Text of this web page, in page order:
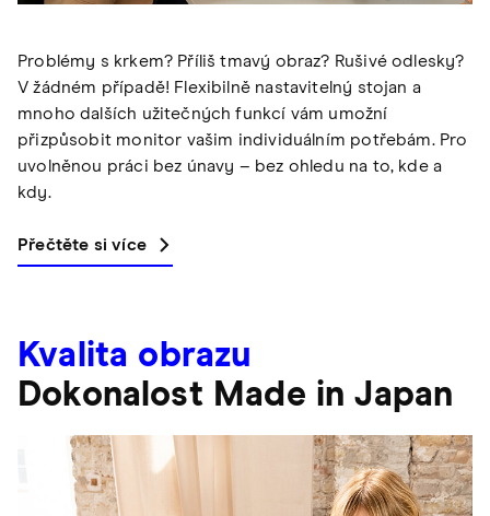
Problémy s krkem? Příliš tmavý obraz? Rušivé odlesky?
V žádném případě! Flexibilně nastavitelný stojan a
mnoho dalších užitečných funkcí vám umožní
přizpůsobit monitor vašim individuálním potřebám. Pro
uvolněnou práci bez únavy – bez ohledu na to, kde a
kdy.
Přečtěte si více
Kvalita obrazu
Dokonalost Made in Japan